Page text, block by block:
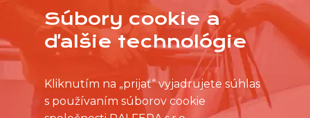
Súbory cookie a
ďalšie technológie
Kliknutím na „prijať“ vyjadrujete súhlas
s používaním súborov cookie